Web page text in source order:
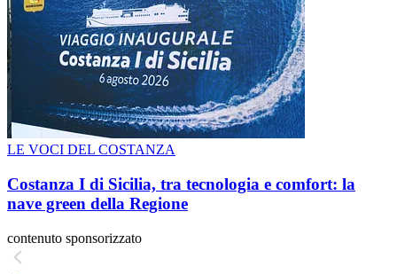
LE VOCI DEL COSTANZA
Costanza I di Sicilia, tra tecnologia e comfort: la
nave green della Regione
contenuto sponsorizzato